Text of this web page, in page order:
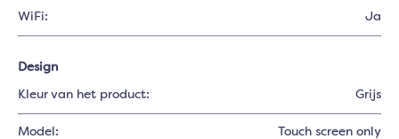
WiFi: Ja
Design
Kleur van het product: Grijs
Model: Touch screen only